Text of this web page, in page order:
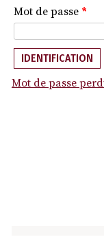
Mot de passe *
IDENTIFICATION
Mot de passe